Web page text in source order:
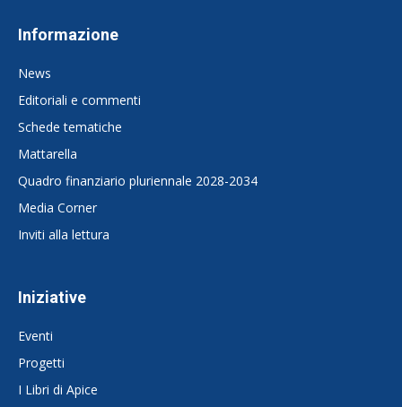
Informazione
News
Editoriali e commenti
Schede tematiche
Mattarella
Quadro finanziario pluriennale 2028-2034
Media Corner
Inviti alla lettura
Iniziative
Eventi
Progetti
I Libri di Apice